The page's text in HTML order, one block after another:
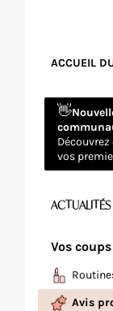
ACCUEIL
👋
vos
ACTUALITÉS
Vos
Avis